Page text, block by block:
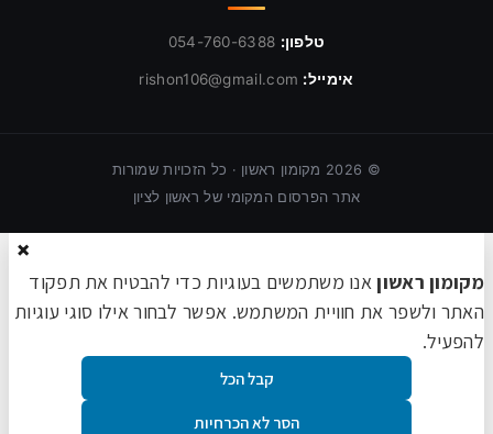
טלפון: 054-760-6388
אימייל: rishon106@gmail.com
©
2026 מקומון ראשון · כל הזכויות שמורות
אתר הפרסום המקומי של ראשון לציון
×
מקומון ראשוןאנו משתמשים בעוגיות כדי להבטיח את תפקוד
האתר ולשפר את חוויית המשתמש. אפשר לבחור אילו סוגי עוגיות
להפעיל.
קבל הכל
הסר לא הכרחיות